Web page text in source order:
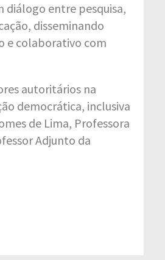
diálogo entre pesquisa,
disseminando
e colaborativo com
autoritários na
democrática, inclusiva
de Lima, Professora
Adjunto da